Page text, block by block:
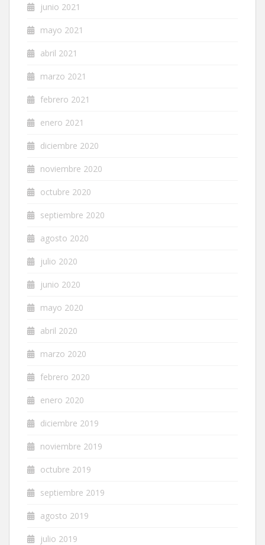
junio 2021
mayo 2021
abril 2021
marzo 2021
febrero 2021
enero 2021
diciembre 2020
noviembre 2020
octubre 2020
septiembre 2020
agosto 2020
julio 2020
junio 2020
mayo 2020
abril 2020
marzo 2020
febrero 2020
enero 2020
diciembre 2019
noviembre 2019
octubre 2019
septiembre 2019
agosto 2019
julio 2019